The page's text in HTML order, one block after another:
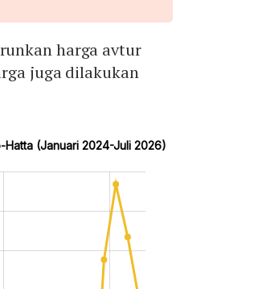
harga avtur
juga dilakukan